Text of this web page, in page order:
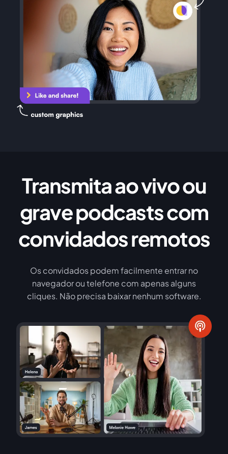
Transmita ao vivo ou
grave podcasts com
convidados remotos
Os convidados podem facilmente entrar no
navegador ou telefone com apenas alguns
cliques. Não precisa baixar nenhum software.